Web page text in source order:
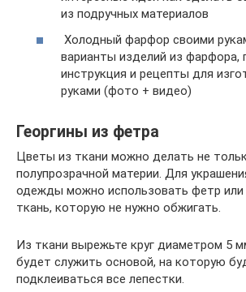
из подручных материалов
Холодный фарфор своими
варианты изделий из фарфора,
инструкция и рецепты для
руками (фото + видео)
Георгины из фетра
Цветы из ткани можно делать не
полупрозрачной материи. Для
одежды можно использовать фетр или
ткань, которую не нужно обжигать.
Из ткани вырежьте круг диаметром 5
будет служить основой, на которую
подклеиваться все лепестки.